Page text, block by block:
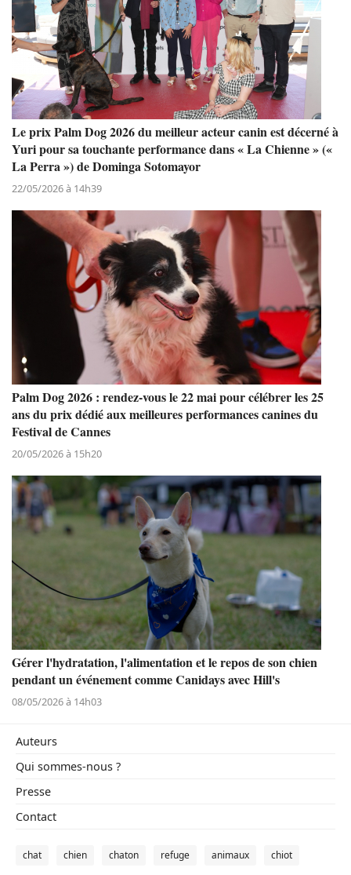
Le prix Palm Dog 2026 du meilleur acteur canin est décerné à
Yuri pour sa touchante performance dans « La Chienne » («
La Perra ») de Dominga Sotomayor
22/05/2026 à 14h39
Palm Dog 2026 : rendez-vous le 22 mai pour célébrer les 25
ans du prix dédié aux meilleures performances canines du
Festival de Cannes
20/05/2026 à 15h20
Gérer l'hydratation, l'alimentation et le repos de son chien
pendant un événement comme Canidays avec Hill's
08/05/2026 à 14h03
Auteurs
Qui sommes-nous ?
Presse
Contact
chat chien chaton refuge animaux chiot